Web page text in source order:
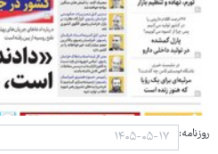
روزنامه: